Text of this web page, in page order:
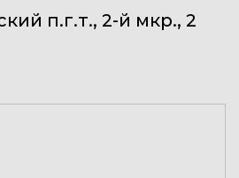
п.г.т., 2-й мкр., 2